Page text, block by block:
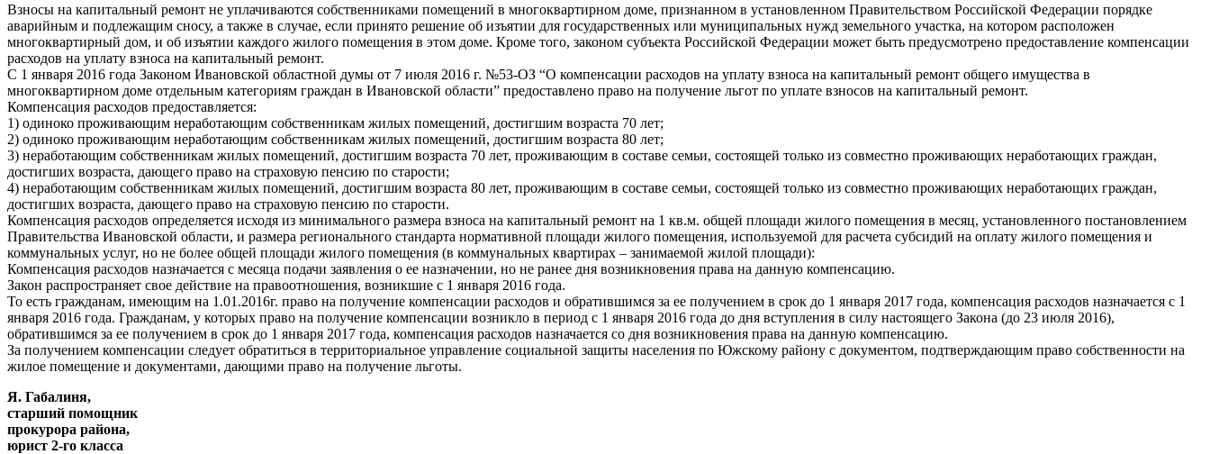
Взносы на капитальный ремонт не уплачиваются собственниками помещений в многоквартирном доме, признанном в установленном Правительством Российской Федерации порядке
аварийным и подлежащим сносу, а также в случае, если принято решение об изъятии для государственных или муниципальных нужд земельного участка, на котором расположен
многоквартирный дом, и об изъятии каждого жилого помещения в этом доме. Кроме того, законом субъекта Российской Федерации может быть предусмотрено предоставление компенсации
расходов на уплату взноса на капитальный ремонт.
С 1 января 2016 года Законом Ивановской областной думы от 7 июля 2016 г. №53-ОЗ “О компенсации расходов на уплату взноса на капитальный ремонт общего имущества в
многоквартирном доме отдельным категориям граждан в Ивановской области” предоставлено право на получение льгот по уплате взносов на капитальный ремонт.
Компенсация расходов предоставляется:
1) одиноко проживающим неработающим собственникам жилых помещений, достигшим возраста 70 лет;
2) одиноко проживающим неработающим собственникам жилых помещений, достигшим возраста 80 лет;
3) неработающим собственникам жилых помещений, достигшим возраста 70 лет, проживающим в составе семьи, состоящей только из совместно проживающих неработающих граждан,
достигших возраста, дающего право на страховую пенсию по старости;
4) неработающим собственникам жилых помещений, достигшим возраста 80 лет, проживающим в составе семьи, состоящей только из совместно проживающих неработающих граждан,
достигших возраста, дающего право на страховую пенсию по старости.
Компенсация расходов определяется исходя из минимального размера взноса на капитальный ремонт на 1 кв.м. общей площади жилого помещения в месяц, установленного постановлением
Правительства Ивановской области, и размера регионального стандарта нормативной площади жилого помещения, используемой для расчета субсидий на оплату жилого помещения и
коммунальных услуг, но не более общей площади жилого помещения (в коммунальных квартирах – занимаемой жилой площади):
Компенсация расходов назначается с месяца подачи заявления о ее назначении, но не ранее дня возникновения права на данную компенсацию.
Закон распространяет свое действие на правоотношения, возникшие с 1 января 2016 года.
То есть гражданам, имеющим на 1.01.2016г. право на получение компенсации расходов и обратившимся за ее получением в срок до 1 января 2017 года, компенсация расходов назначается с 1
января 2016 года. Гражданам, у которых право на получение компенсации возникло в период с 1 января 2016 года до дня вступления в силу настоящего Закона (до 23 июля 2016),
обратившимся за ее получением в срок до 1 января 2017 года, компенсация расходов назначается со дня возникновения права на данную компенсацию.
За получением компенсации следует обратиться в территориальное управление социальной защиты населения по Южскому району с документом, подтверждающим право собственности на
жилое помещение и документами, дающими право на получение льготы.
Я. Габалиня,
старший помощник
прокурора района,
юрист 2-го класса